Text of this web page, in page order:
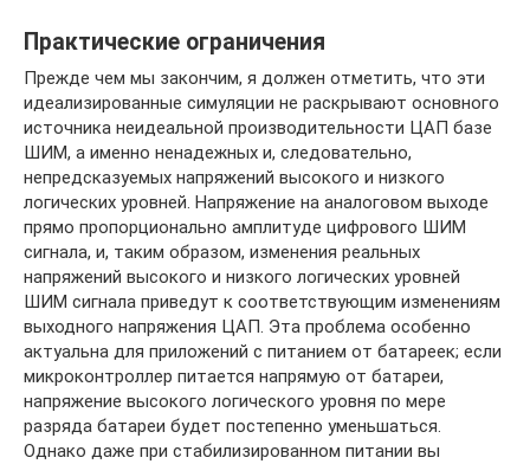
Практические ограничения
Прежде чем мы закончим, я должен отметить, что эти
идеализированные симуляции не раскрывают основного
источника неидеальной производительности ЦАП базе
ШИМ, а именно ненадежных и, следовательно,
непредсказуемых напряжений высокого и низкого
логических уровней. Напряжение на аналоговом выходе
прямо пропорционально амплитуде цифрового ШИМ
сигнала, и, таким образом, изменения реальных
напряжений высокого и низкого логических уровней
ШИМ сигнала приведут к соответствующим изменениям
выходного напряжения ЦАП. Эта проблема особенно
актуальна для приложений с питанием от батареек; если
микроконтроллер питается напрямую от батареи,
напряжение высокого логического уровня по мере
разряда батареи будет постепенно уменьшаться.
Однако даже при стабилизированном питании вы